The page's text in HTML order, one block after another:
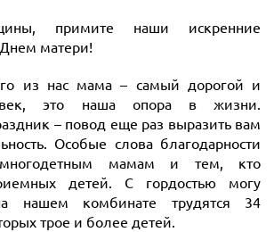
примите наши искренние
матери!
из нас мама – самый дорогой и
это наша опора в жизни.
– повод еще раз выразить вам
Особые слова благодарности
мамам и тем, кто
детей. С гордостью могу
нашем комбинате трудятся 34
трое и более детей.